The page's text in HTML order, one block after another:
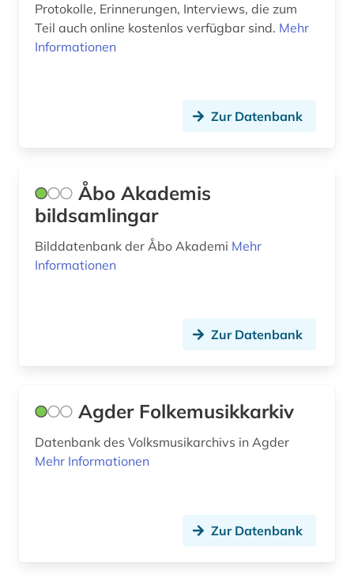
zeichner; kartograf; historiker; beamter;
generalgouverneur (2)
dannebrogsmænd (1)
demographie (2)
deutsch (4)
dokumentarfilm (1)
dorf (2)
drama (2)
druck (1)
dänisch (30)
Protokolle, Erinnerungen, Interviews, die zum
Teil auch online kostenlos verfügbar sind. Mehr
Informationen
Zur Datenbank
Åbo Akademis
bildsamlingar
Bilddatenbank der Åbo Akademi Mehr
Informationen
Zur Datenbank
Agder Folkemusikkarkiv
Datenbank des Volksmusikarchivs in Agder
Mehr Informationen
Zur Datenbank